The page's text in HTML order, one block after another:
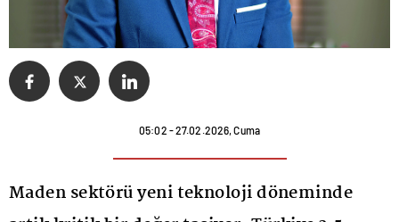
05:02 - 27.02.2026, Cuma
Maden sektörü yeni teknoloji döneminde